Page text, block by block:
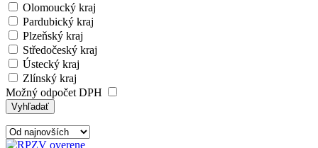
Olomoucký kraj
Pardubický kraj
Plzeňský kraj
Středočeský kraj
Ústecký kraj
Zlínský kraj
Možný odpočet DPH
Vyhľadať